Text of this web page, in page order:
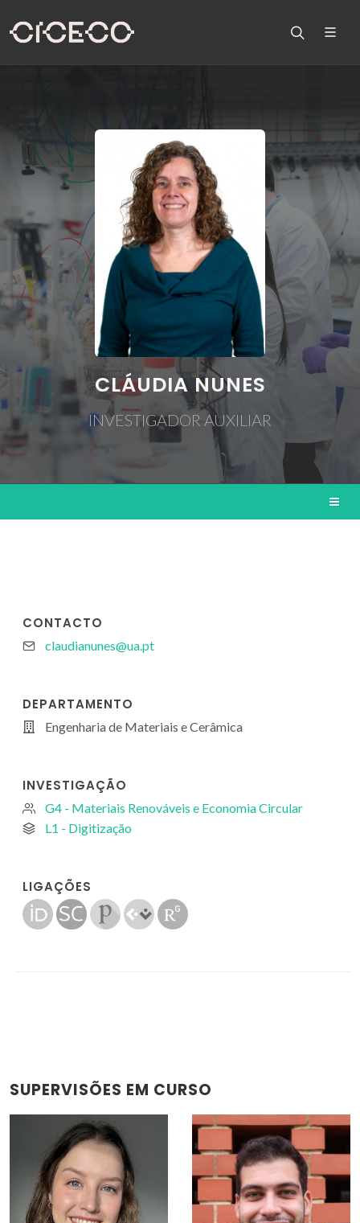
CLÁUDIA NUNES
INVESTIGADOR AUXILIAR
CONTACTO
claudianunes@ua.pt
DEPARTAMENTO
Engenharia de Materiais e Cerâmica
INVESTIGAÇÃO
G4 - Materiais Renováveis e Economia Circular
L1 - Digitização
LIGAÇÕES
SUPERVISÕES EM CURSO